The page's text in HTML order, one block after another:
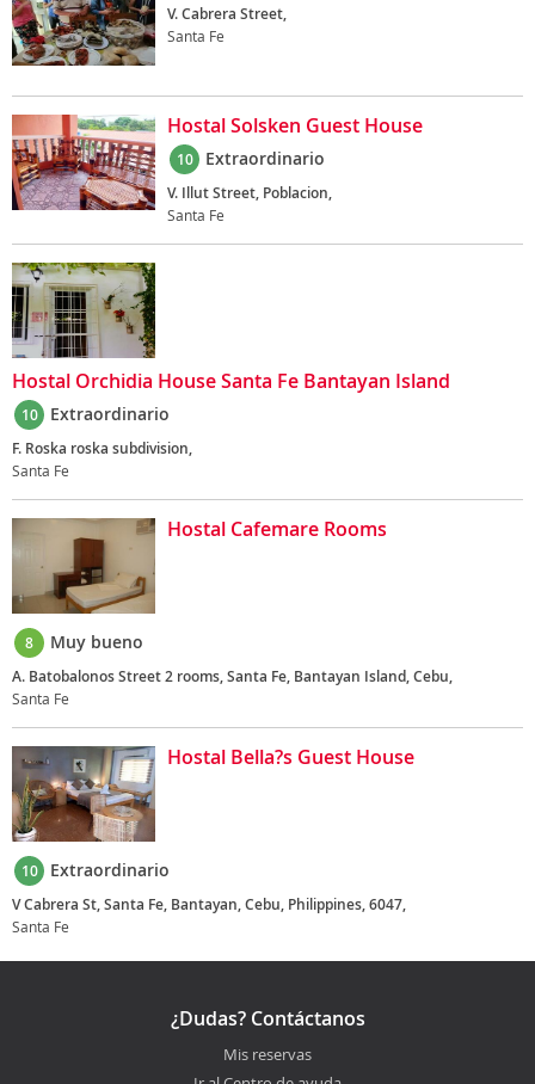
V. Cabrera Street,
Santa Fe
Hostal Solsken Guest House
10 Extraordinario
V. Illut Street, Poblacion,
Santa Fe
Hostal Orchidia House Santa Fe Bantayan Island
10 Extraordinario
F. Roska roska subdivision,
Santa Fe
Hostal Cafemare Rooms
8 Muy bueno
A. Batobalonos Street 2 rooms, Santa Fe, Bantayan Island, Cebu,
Santa Fe
Hostal Bella?s Guest House
10 Extraordinario
V Cabrera St, Santa Fe, Bantayan, Cebu, Philippines, 6047,
Santa Fe
¿Dudas? Contáctanos
Mis reservas